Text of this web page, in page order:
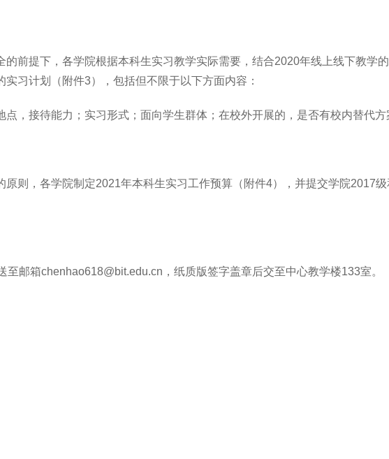
前提下，各学院根据本科生实习教学实际需要，结合2020年线上线下教学
习计划（附件3），包括但不限于以下方面内容：
，接待能力；实习形式；面向学生群体；在校外开展的，是否有校内替代方
则，各学院制定2021年本科生实习工作预算（附件4），并提交学院2017
邮箱chenhao618@bit.edu.cn，纸质版签字盖章后交至中心教学楼133室。